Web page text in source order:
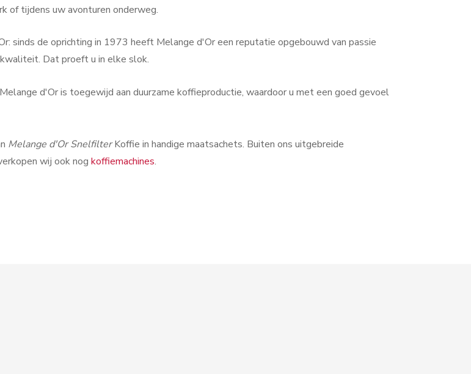
of tijdens uw avonturen onderweg.
sinds de oprichting in 1973 heeft Melange d'Or een reputatie opgebouwd van passie
Dat proeft u in elke slok.
d'Or is toegewijd aan duurzame koffieproductie, waardoor u met een goed gevoel
Melange d'Or SnelfilterKoffie in handige maatsachets. Buiten ons uitgebreide
wij ook nog koffiemachines.